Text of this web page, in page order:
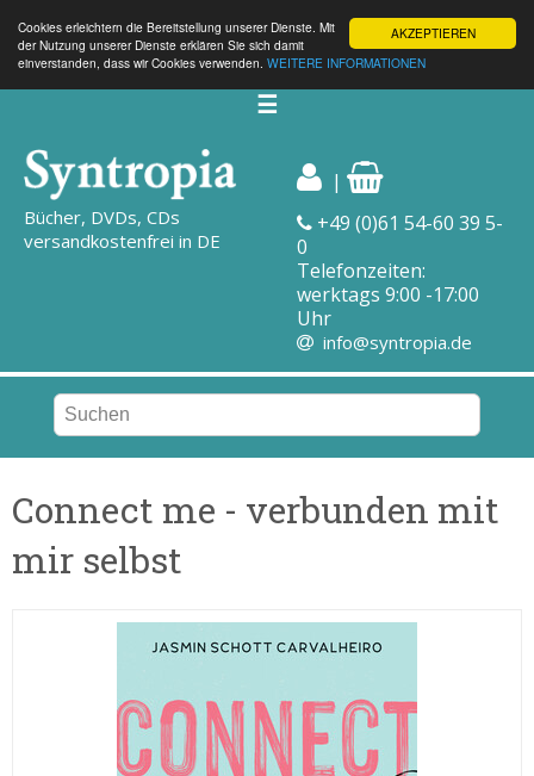
AKZEPTIEREN
Cookies erleichtern die Bereitstellung unserer Dienste. Mit
der Nutzung unserer Dienste erklären Sie sich damit
einverstanden, dass wir Cookies verwenden. WEITERE INFORMATIONEN
☰
Bücher, DVDs, CDs
versandkostenfrei in DE
|
+49 (0)61 54-60 39 5-
0
Telefonzeiten:
werktags 9:00 -17:00
Uhr
info@syntropia.de
Connect me - verbunden mit
mir selbst